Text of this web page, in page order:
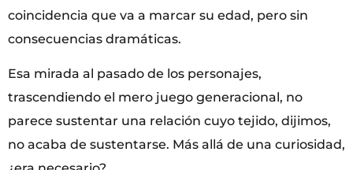
coincidencia que va a marcar su edad, pero sin
consecuencias dramáticas.
Esa mirada al pasado de los personajes,
trascendiendo el mero juego generacional, no
parece sustentar una relación cuyo tejido, dijimos,
no acaba de sustentarse. Más allá de una curiosidad,